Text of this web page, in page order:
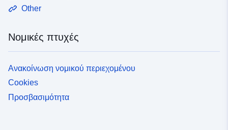
Other
Νομικές πτυχές
Ανακοίνωση νομικού περιεχομένου
Cookies
Προσβασιμότητα